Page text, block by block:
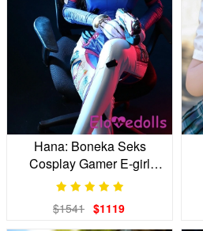
Hana: Boneka Seks
Cosplay Gamer E-girl
Terbaik Anda
$1541 $1119